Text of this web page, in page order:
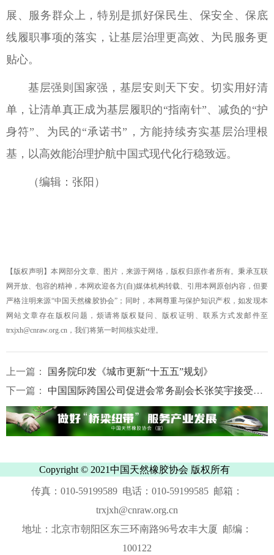
展、服务群众上，特别是抓好保民生、保安全、保底
线履职事项的落实，让基层治理更高效、为民服务更
贴心。
基层强则国家强，基层安则天下安。切实用好清
单，让清单真正成为基层履职的“指南针”、减负的“护
身符”、为民的“承诺书”，方能持续夯实基层治理根
基，以高效能治理护航中国式现代化行稳致远。
（编辑：张阳）
【版权声明】本网部分文章、图片，来源于网络，版权归原作者所有。秉承互联
网开放、包容的精神，本网欢迎各方(自)媒体机构转载、引用本网原创内容，但要
严格注明来源“中国天然橡胶协会”；同时，本网尊重与保护知识产权，如发现本
网站文章存在版权问题，烦请将版权疑问、版权证明、联系方式发邮件至
trxjxh@cnraw.org.cn，我们将第一时间核实处理。
上一篇：
国务院印发《城市更新“十五五”规划》
下一篇：
中国国际跨国公司促进会常务副会长张笑宇接受纪律审查和监察调查
Copyright © 2021中国天然橡胶协会 版权所有
传真：010-59199589 电话：010-59199585 邮箱：
trxjxh@cnraw.org.cn
地址：北京市朝阳区东三环南路96号农丰大厦 邮编：
100122